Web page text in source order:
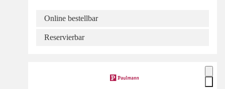
Online bestellbar
Reservierbar